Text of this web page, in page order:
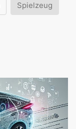
Spielzeug